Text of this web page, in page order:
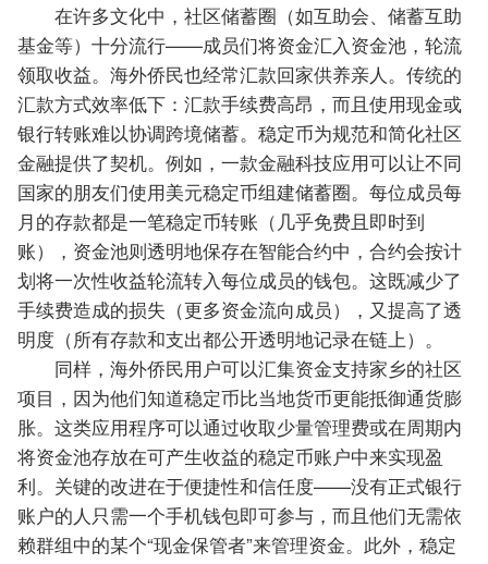
在许多文化中，社区储蓄圈（如互助会、储蓄互助
基金等）十分流行——成员们将资金汇入资金池，轮流
领取收益。海外侨民也经常汇款回家供养亲人。传统的
汇款方式效率低下：汇款手续费高昂，而且使用现金或
银行转账难以协调跨境储蓄。稳定币为规范和简化社区
金融提供了契机。例如，一款金融科技应用可以让不同
国家的朋友们使用美元稳定币组建储蓄圈。每位成员每
月的存款都是一笔稳定币转账（几乎免费且即时到
账），资金池则透明地保存在智能合约中，合约会按计
划将一次性收益轮流转入每位成员的钱包。这既减少了
手续费造成的损失（更多资金流向成员），又提高了透
明度（所有存款和支出都公开透明地记录在链上）。
同样，海外侨民用户可以汇集资金支持家乡的社区
项目，因为他们知道稳定币比当地货币更能抵御通货膨
胀。这类应用程序可以通过收取少量管理费或在周期内
将资金池存放在可产生收益的稳定币账户中来实现盈
利。关键的改进在于便捷性和信任度——没有正式银行
账户的人只需一个手机钱包即可参与，而且他们无需依
赖群组中的某个“现金保管者”来管理资金。此外，稳定